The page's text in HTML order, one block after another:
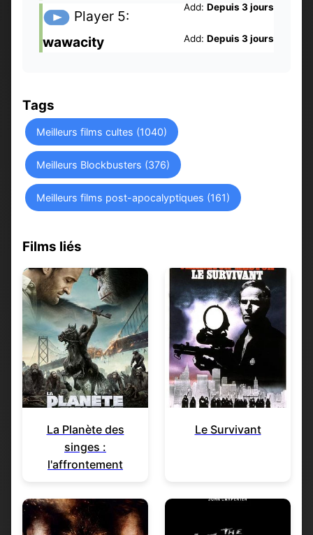
Add: Depuis 3 jours
Player 5:
wawacity
Add: Depuis 3 jours
Tags
Meilleurs films cultes (1040)
Meilleurs Blockbusters (376)
Meilleurs films post-apocalyptiques (161)
Films liés
La Planète des
singes :
l'affrontement
Le Survivant